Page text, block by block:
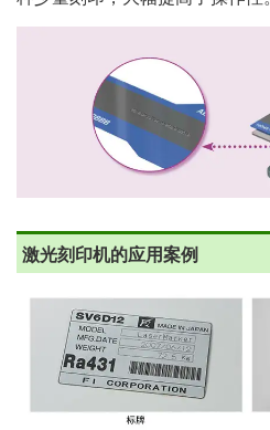
激光刻印机的应用案例